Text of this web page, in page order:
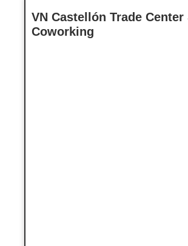
VN Castellón Trade Center
Coworking